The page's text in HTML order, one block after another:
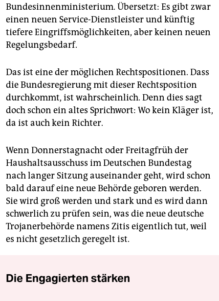
Bundesinnenministerium. Übersetzt: Es gibt zwar
einen neuen Service-Dienstleister und künftig
tiefere Eingriffsmöglichkeiten, aber keinen neuen
Regelungsbedarf.
Das ist eine der möglichen Rechtspositionen. Dass
die Bundesregierung mit dieser Rechtsposition
durchkommt, ist wahrscheinlich. Denn dies sagt
doch schon ein altes Sprichwort: Wo kein Kläger ist,
da ist auch kein Richter.
Wenn Donnerstagnacht oder Freitagfrüh der
Haushaltsausschuss im Deutschen Bundestag
nach langer Sitzung auseinander geht, wird schon
bald darauf eine neue Behörde geboren werden.
Sie wird groß werden und stark und es wird dann
schwerlich zu prüfen sein, was die neue deutsche
Trojanerbehörde namens Zitis eigentlich tut, weil
es nicht gesetzlich geregelt ist.
Die Engagierten stärken